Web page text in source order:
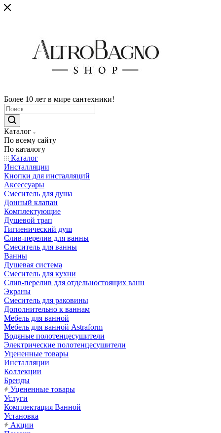
Более 10 лет в мире сантехники!
Каталог
По всему сайту
По каталогу
Каталог
Инсталляции
Кнопки для инсталляций
Аксессуары
Смеситель для душа
Донный клапан
Комплектующие
Душевой трап
Гигиенический душ
Слив-перелив для ванны
Смеситель для ванны
Ванны
Душевая система
Смеситель для кухни
Слив-перелив для отдельностоящих ванн
Экраны
Смеситель для раковины
Дополнительно к ваннам
Мебель для ванной
Мебель для ванной Astraform
Водяные полотенцесушители
Электрические полотенцесушители
Уцененные товары
Инсталляции
Коллекции
Бренды
Уцененные товары
Услуги
Комплектация Ванной
Установка
Акции